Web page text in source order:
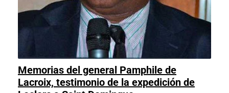
Memorias del general Pamphile de
Lacroix, testimonio de la expedición de